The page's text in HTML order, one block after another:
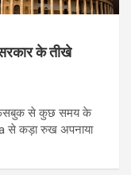
के तीखे
फेसबुक से कुछ समय के
से कड़ा रुख अपनाया